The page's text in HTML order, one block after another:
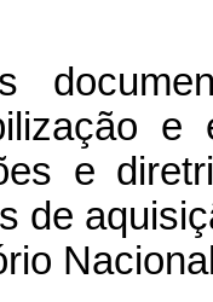
e
de